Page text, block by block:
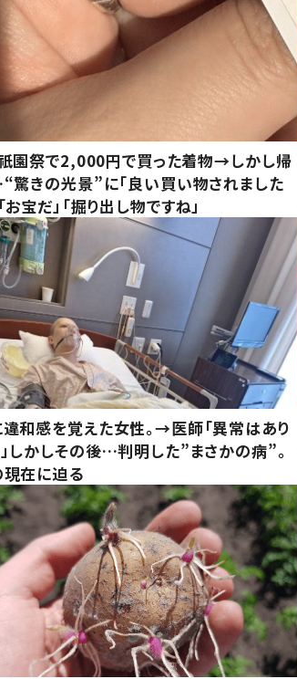
園祭で2,000円で買った着物→しかし帰
きの光景”に「良い買い物されました
お宝だ」「掘り出し物ですね」
和感を覚えた女性。→医師「異常はあり
しかしその後…判明した”まさかの病”。
在に迫る